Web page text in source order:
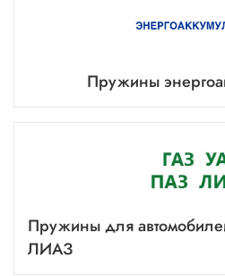
Пружины
Пружины для
ЛИАЗ